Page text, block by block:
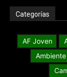
Categorías
AF Joven
Ambiente